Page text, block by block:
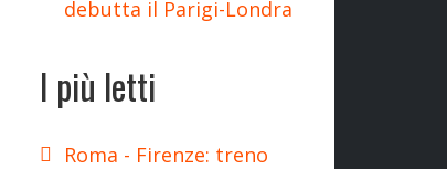
debutta il Parigi-Londra
I più letti
Roma - Firenze: treno